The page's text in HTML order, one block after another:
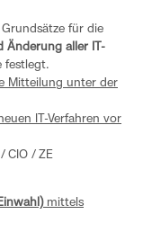
für die
Änderung aller IT-
festlegt.
Mitteilung unter der
IT-Verfahren vor
CIO / ZE
mittels